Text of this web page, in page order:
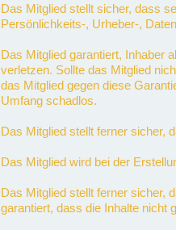
Das Mitglied stellt sicher, dass
Persönlichkeits-, Urheber-,
Das Mitglied garantiert, Inhaber
verletzen. Sollte das Mitglied
das Mitglied gegen diese
Umfang schadlos.
Das Mitglied stellt ferner sicher,
Das Mitglied wird bei der
Das Mitglied stellt ferner sicher,
garantiert, dass die Inhalte nicht